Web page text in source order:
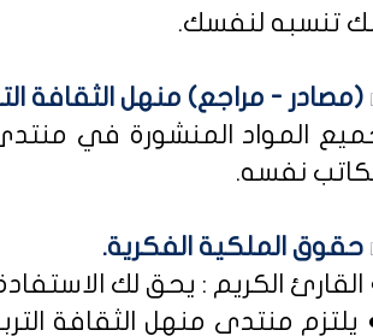
تنسبه لنفسك.
(مصادر - مراجع) منهل الثقافة
المواد المنشورة في منتدى
نفسه.
حقوق الملكية الفكرية.
القارئ الكريم : يحق لك
يلتزم منتدى منهل الثقافة